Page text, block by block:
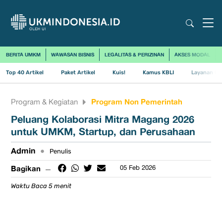
BERITA UMKM WAWASAN BISNIS LEGALITAS & PERIZINAN AKSES MODAL
Top 40 Artikel Paket Artikel Kuis! Kamus KBLI Layanan
Program & Kegiatan Program Non Pemerintah
Peluang Kolaborasi Mitra Magang 2026
untuk UMKM, Startup, dan Perusahaan
Admin • Penulis
Bagikan 05 Feb 2026
Waktu Baca 5 menit